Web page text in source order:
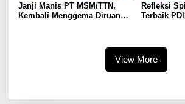
Janji Manis PT MSM/TTN,
Kembali Menggema Diruang
Refleksi
Terbaik
View More